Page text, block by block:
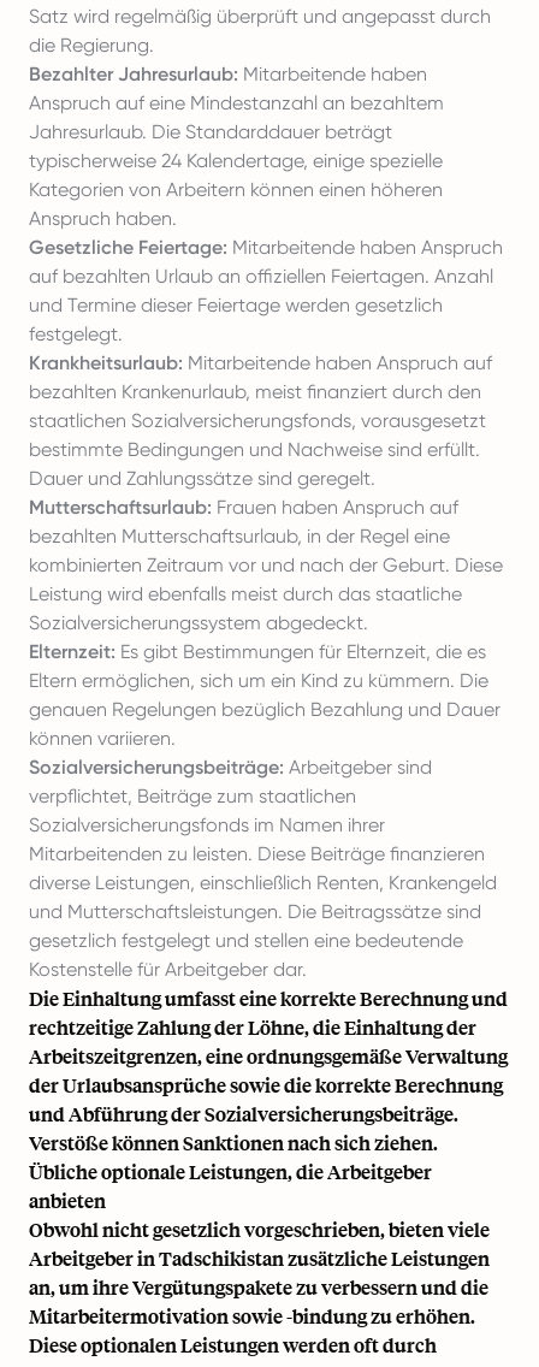
Satz wird regelmäßig überprüft und angepasst durch
die Regierung.
Bezahlter Jahresurlaub: Mitarbeitende haben
Anspruch auf eine Mindestanzahl an bezahltem
Jahresurlaub. Die Standarddauer beträgt
typischerweise 24 Kalendertage, einige spezielle
Kategorien von Arbeitern können einen höheren
Anspruch haben.
Gesetzliche Feiertage: Mitarbeitende haben Anspruch
auf bezahlten Urlaub an offiziellen Feiertagen. Anzahl
und Termine dieser Feiertage werden gesetzlich
festgelegt.
Krankheitsurlaub: Mitarbeitende haben Anspruch auf
bezahlten Krankenurlaub, meist finanziert durch den
staatlichen Sozialversicherungsfonds, vorausgesetzt
bestimmte Bedingungen und Nachweise sind erfüllt.
Dauer und Zahlungssätze sind geregelt.
Mutterschaftsurlaub: Frauen haben Anspruch auf
bezahlten Mutterschaftsurlaub, in der Regel eine
kombinierten Zeitraum vor und nach der Geburt. Diese
Leistung wird ebenfalls meist durch das staatliche
Sozialversicherungssystem abgedeckt.
Elternzeit: Es gibt Bestimmungen für Elternzeit, die es
Eltern ermöglichen, sich um ein Kind zu kümmern. Die
genauen Regelungen bezüglich Bezahlung und Dauer
können variieren.
Sozialversicherungsbeiträge: Arbeitgeber sind
verpflichtet, Beiträge zum staatlichen
Sozialversicherungsfonds im Namen ihrer
Mitarbeitenden zu leisten. Diese Beiträge finanzieren
diverse Leistungen, einschließlich Renten, Krankengeld
und Mutterschaftsleistungen. Die Beitragssätze sind
gesetzlich festgelegt und stellen eine bedeutende
Kostenstelle für Arbeitgeber dar.
Die Einhaltung umfasst eine korrekte Berechnung und
rechtzeitige Zahlung der Löhne, die Einhaltung der
Arbeitszeitgrenzen, eine ordnungsgemäße Verwaltung
der Urlaubsansprüche sowie die korrekte Berechnung
und Abführung der Sozialversicherungsbeiträge.
Verstöße können Sanktionen nach sich ziehen.
Übliche optionale Leistungen, die Arbeitgeber
anbieten
Obwohl nicht gesetzlich vorgeschrieben, bieten viele
Arbeitgeber in Tadschikistan zusätzliche Leistungen
an, um ihre Vergütungspakete zu verbessern und die
Mitarbeitermotivation sowie -bindung zu erhöhen.
Diese optionalen Leistungen werden oft durch